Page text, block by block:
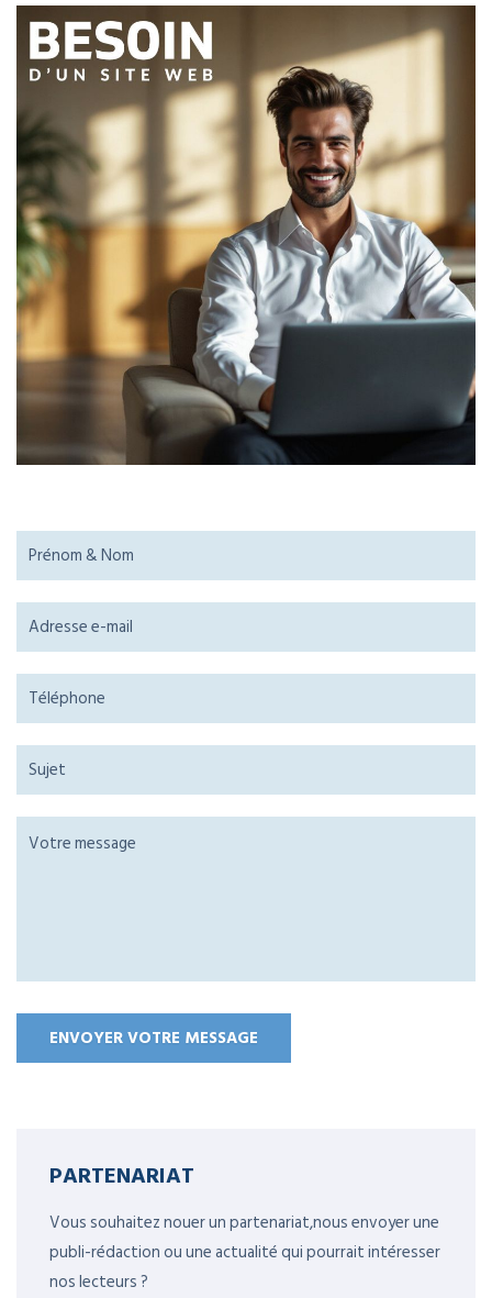
PARTENARIAT
Vous souhaitez nouer un partenariat,nous envoyer une
publi-rédaction ou une actualité qui pourrait intéresser
nos lecteurs ?